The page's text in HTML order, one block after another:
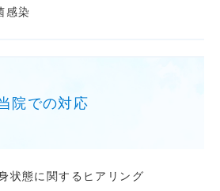
感染
院での対応
状態に関するヒアリング